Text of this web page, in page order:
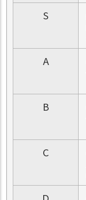
S
A
B
C